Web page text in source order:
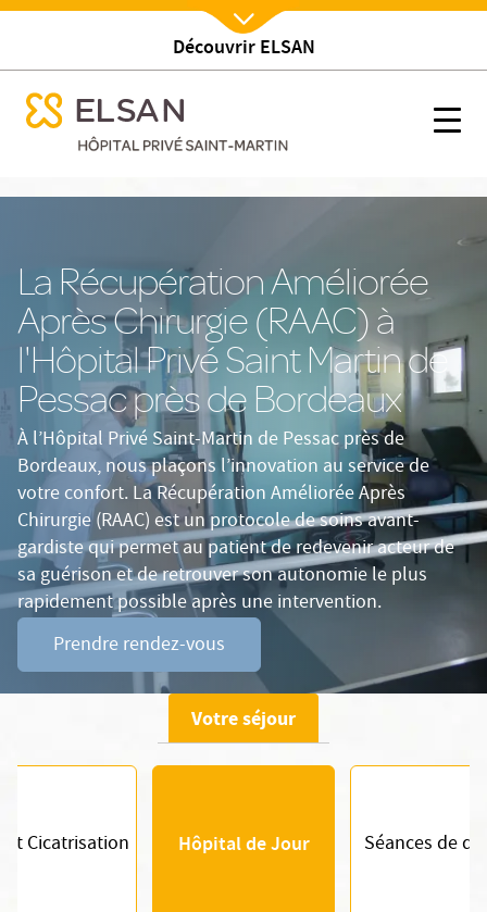
au
Découvrir ELSAN
RAAC
menu mobile
Nx:Afficher menu
menu mobile
La Récupération Améliorée
Après Chirurgie (RAAC) à
l'Hôpital Privé Saint Martin de
Pessac près de Bordeaux
À l’Hôpital Privé Saint-Martin de Pessac près de
Bordeaux, nous plaçons l’innovation au service de
votre confort. La Récupération Améliorée Après
Chirurgie (RAAC) est un protocole de soins avant-
gardiste qui permet au patient de redevenir acteur de
sa guérison et de retrouver son autonomie le plus
rapidement possible après une intervention.
Prendre rendez-vous
Votre séjour
Hôpital de Jour Séances de
et Cicatrisation